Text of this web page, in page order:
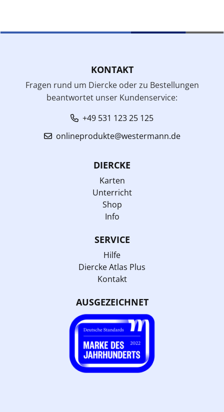
KONTAKT
Fragen rund um Diercke oder zu Bestellungen
beantwortet unser Kundenservice:
+49 531 123 25 125
onlineprodukte@westermann.de
DIERCKE
Karten
Unterricht
Shop
Info
SERVICE
Hilfe
Diercke Atlas Plus
Kontakt
AUSGEZEICHNET